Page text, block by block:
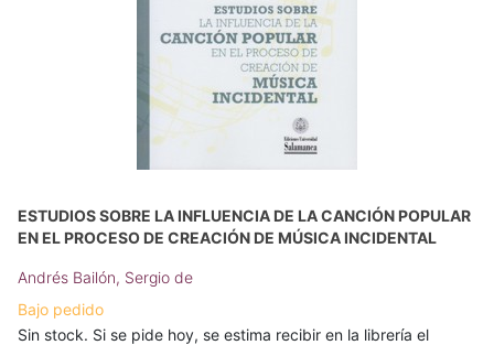
ESTUDIOS SOBRE LA INFLUENCIA DE LA CANCIÓN POPULAR
EN EL PROCESO DE CREACIÓN DE MÚSICA INCIDENTAL
Andrés Bailón, Sergio de
Bajo pedido
Sin stock. Si se pide hoy, se estima recibir en la librería el